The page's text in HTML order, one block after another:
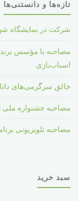
تازه‌ها و دانستنی‌ها
شرکت در نمایشگاه
مصاحبه با مؤسس برند
اسباب‌بازی
خالق سرگرمی‌های
مصاحبه جشنواره ملی
مصاحبه تلویزیونی
سبد خرید